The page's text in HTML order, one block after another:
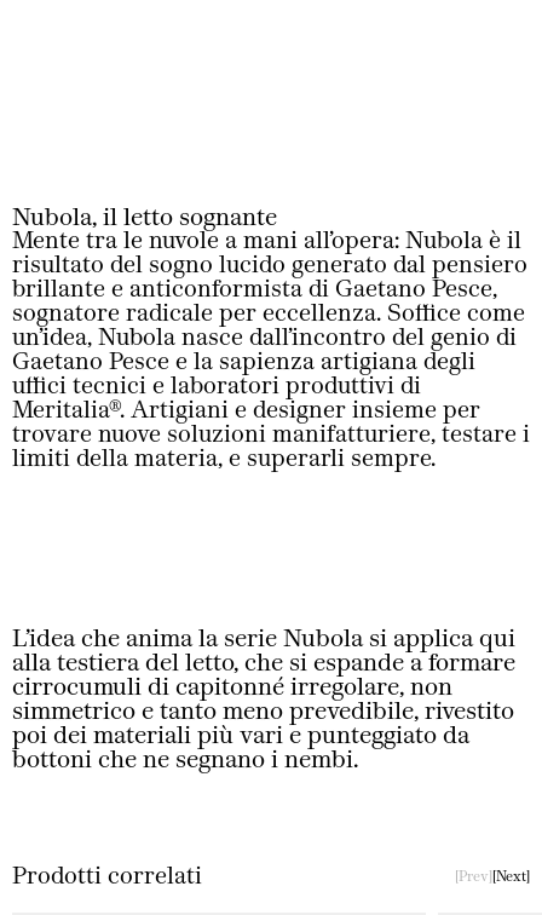
Nubola, il letto sognante
Mente tra le nuvole a mani all’opera: Nubola è il
risultato del sogno lucido generato dal pensiero
brillante e anticonformista di Gaetano Pesce,
sognatore radicale per eccellenza. Soffice come
un’idea, Nubola nasce dall’incontro del genio di
Gaetano Pesce e la sapienza artigiana degli
uffici tecnici e laboratori produttivi di
Meritalia®. Artigiani e designer insieme per
trovare nuove soluzioni manifatturiere, testare i
limiti della materia, e superarli sempre.
L’idea che anima la serie Nubola si applica qui
alla testiera del letto, che si espande a formare
cirrocumuli di capitonné irregolare, non
simmetrico e tanto meno prevedibile, rivestito
poi dei materiali più vari e punteggiato da
bottoni che ne segnano i nembi.
Prodotti correlati Prev Next